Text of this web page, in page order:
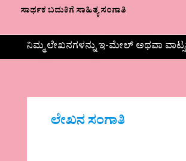
ಸಾರ್ಥಕ ಬದುಕಿಗೆ ಸಾಹಿತ್ಯ ಸಂಗಾತಿ
ನಿಮ್ಮ ಲೇಖನಗಳನ್ನು ಇ-ಮೇಲ್ ಅಥವಾ
ಲೇಖನ ಸಂಗಾತಿ